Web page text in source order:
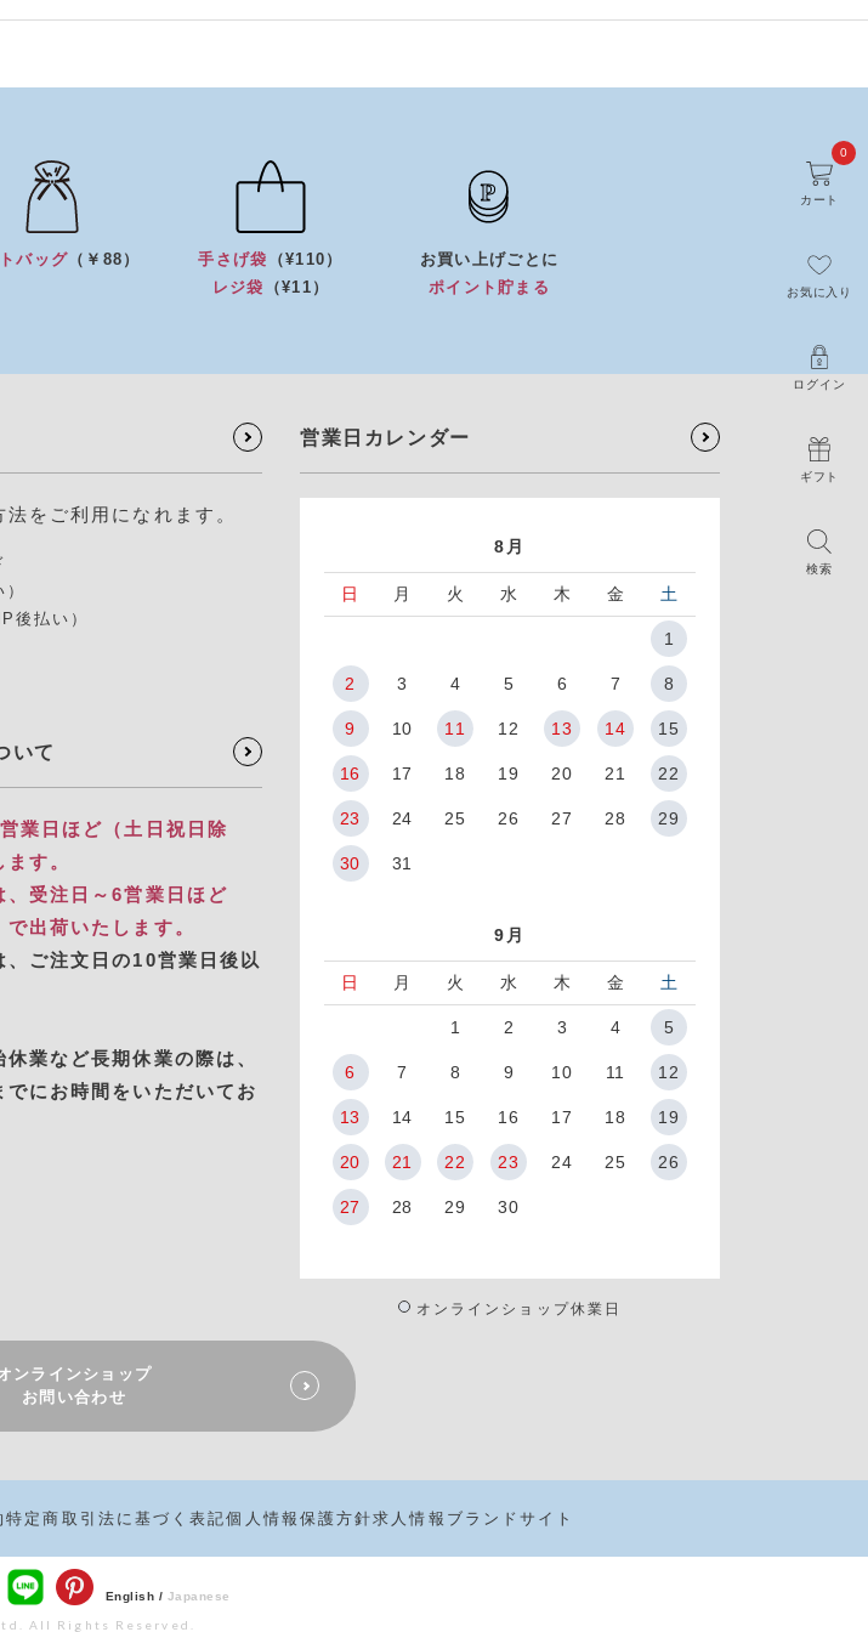
検索
ギフト
ログイン
お気に入り
カート
0
バッグ （￥88） 手さげ袋
（¥110）
レジ袋
（¥11）
お買い上げごとに
ポイント貯まる
をご利用になれます。
後払い）
いて
業日ほど（土日祝日除
す。
、受注日～6営業日ほど
で出荷いたします。
、​ご注文日の10営業日後以
業など長期休業の際は、
でにお時間をいただいてお
営業日カレンダー
8月
日 月 火 水 木 金 土
1
2 3 4 5 6 7 8
9 10 11 12 13 14 15
16 17 18 19 20 21 22
23 24 25 26 27 28 29
30 31
9月
日 月 火 水 木 金 土
1 2 3 4 5
6 7 8 9 10 11 12
13 14 15 16 17 18 19
20 21 22 23 24 25 26
27 28 29 30
オンラインショップ休業日
ンラインショップ
お問い合わせ
特定商取引法に基づく表記個人情報保護方針求人情報 ブランドサイト
English / Japanese
All Rights Reserved.